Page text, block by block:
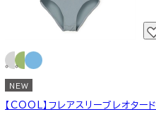
NEW
【COOL】フレアスリーブレオタード